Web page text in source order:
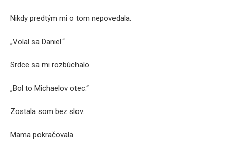
Nikdy predtým mi o tom nepovedala.
„Volal sa Daniel.“
Srdce sa mi rozbúchalo.
„Bol to Michaelov otec.“
Zostala som bez slov.
Mama pokračovala.